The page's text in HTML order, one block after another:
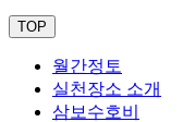
TOP
월간정토
실천장소 소개
삼보수호비